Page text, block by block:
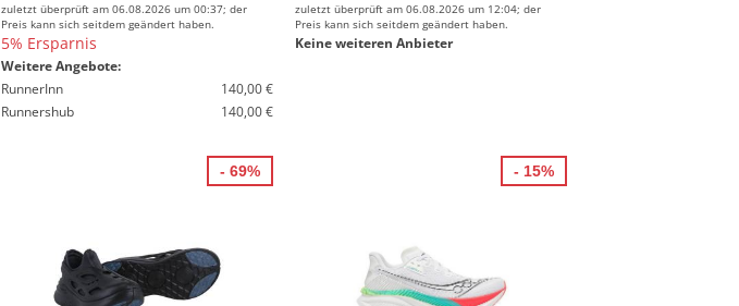
zuletzt überprüft am 06.08.2026 um 00:37; der
Preis kann sich seitdem geändert haben.
5% Ersparnis
Weitere Angebote:
RunnerInn
140,00 €
Runnershub
140,00 €
zuletzt überprüft am 06.08.2026 um 12:04; der
Preis kann sich seitdem geändert haben.
Keine weiteren Anbieter
- 69% - 15%